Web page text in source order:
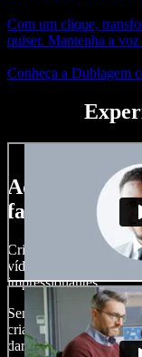
Com um clique,
quiser. Mantenha a
Conheça a Dublagem
Aqui vai só
fazer com o
Crie narrações,
vídeos, clone sua voz
impressionantes.
Sem curva de
criadores de conteúdo
dar vida a todas as